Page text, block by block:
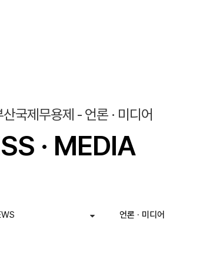
국제무용제 - 언론 · 미디어
· MEDIA
언론 · 미디어